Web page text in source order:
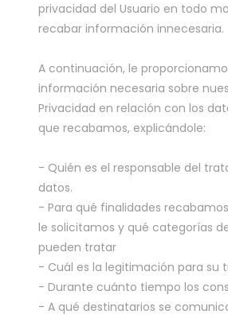
privacidad del Usuario en todo
recabar información innecesaria.
A continuación, le
información necesaria sobre
Privacidad en relación con los
que recabamos, explicándole:
- Quién es el responsable del
datos.
- Para qué finalidades
le solicitamos y qué categorías
pueden tratar
- Cuál es la legitimación para su
- Durante cuánto tiempo los
- A qué destinatarios se